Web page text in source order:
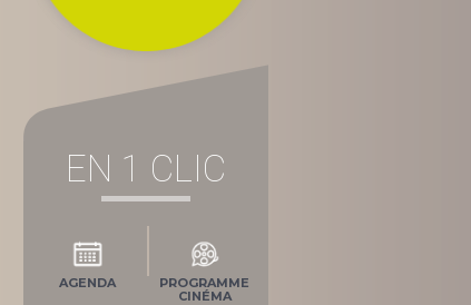
EN 1 CLIC
AGENDA
PROGRAMME
CINÉMA